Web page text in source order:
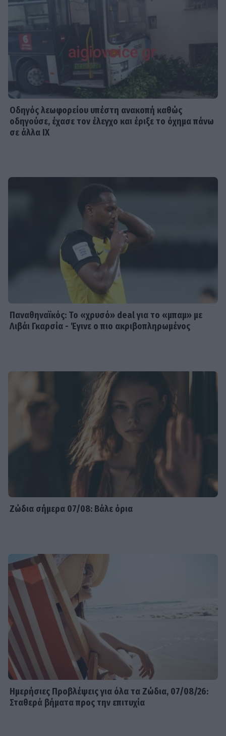
Οδηγός λεωφορείου υπέστη ανακοπή καθώς
οδηγούσε, έχασε τον έλεγχο και έριξε το όχημα πάνω
σε άλλα ΙΧ
Παναθηναϊκός: Το «χρυσό» deal για το «μπαμ» με
Λιβάι Γκαρσία - Έγινε ο πιο ακριβοπληρωμένος
Ζώδια σήμερα 07/08: Βάλε όρια
Ημερήσιες Προβλέψεις για όλα τα Ζώδια, 07/08/26:
Σταθερά βήματα προς την επιτυχία